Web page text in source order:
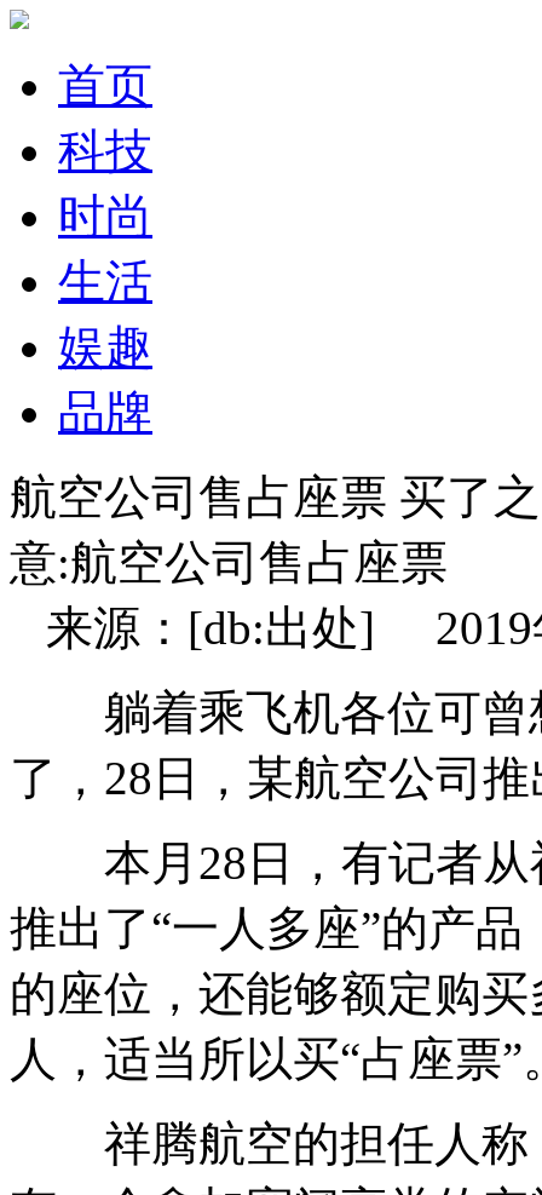
首页
科技
时尚
生活
娱趣
品牌
航空公司售占座票 买了
意:航空公司售占座票
来源：[db:出处] 2019
躺着乘飞机各位可曾
了，28日，某航空公司
本月28日，有记者从
推出了“一人多座”的产
的座位，还能够额定购
人，适当所以买“占座票”
祥腾航空的担任人称